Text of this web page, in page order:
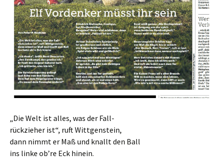
„Die Welt ist alles, was der Fall-
rückzieher ist“, ruft Wittgenstein,
dann nimmt er Maß und knallt den Ball
ins linke ob’re Eck hinein.